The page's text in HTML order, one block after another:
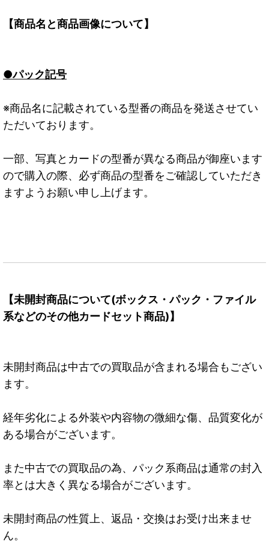
【商品名と商品画像について】
●パック記号
※商品名に記載されている型番の商品を発送させてい
ただいております。
一部、写真とカードの型番が異なる商品が御座います
ので購入の際、必ず商品の型番をご確認していただき
ますようお願い申し上げます。
【未開封商品について(ボックス・パック・ファイル
系などのその他カードセット商品)】
未開封商品は中古での買取品が含まれる場合もござい
ます。
経年劣化による外装や内容物の微細な傷、品質変化が
ある場合がございます。
また中古での買取品の為、パック系商品は通常の封入
率とは大きく異なる場合がございます。
未開封商品の性質上、返品・交換はお受け出来ませ
ん。